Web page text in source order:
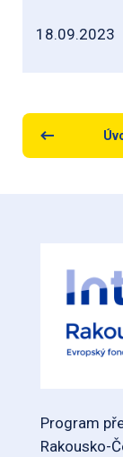
18.09.2023
Program
Rakousko-